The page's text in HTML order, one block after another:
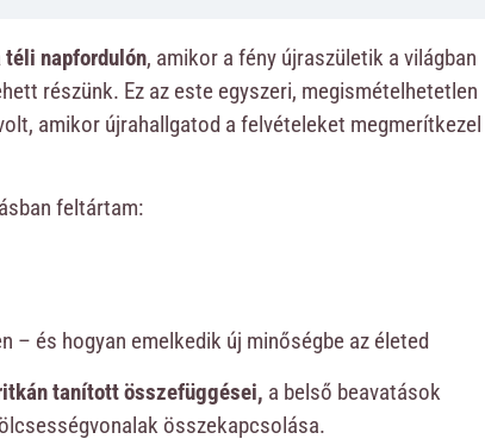
téli napfordulón, amikor a fény újraszületik a világban
részünk. Ez az este egyszeri, megismételhetetlen
amikor újrahallgatod a felvételeket megmerítkezel
feltártam:
– és hogyan emelkedik új minőségbe az életed
tanított összefüggései, a belső beavatások
összekapcsolása.